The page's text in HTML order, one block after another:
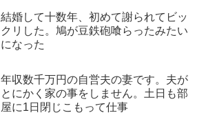
結婚して十数年、初めて謝られてビッ
クリした。鳩が豆鉄砲喰らったみたい
になった
年収数千万円の自営夫の妻です。夫が
とにかく家の事をしません。土日も部
屋に1日閉じこもって仕事